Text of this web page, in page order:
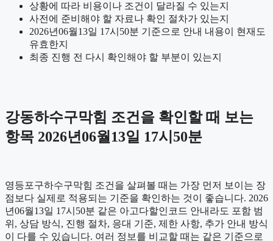
상황에 따라 비용이나 조건이 달라질 수 있는지
사전에 준비해야 할 자료나 확인 절차가 있는지
2026년06월13일 17시50분 기준으로 안내 내용이 현재도
유효한지
최종 진행 전 다시 확인해야 할 부분이 있는지
강동하수구막힘 조건을 확인할 때 보는
항목 2026년06월13일 17시50분
영등포구하수구막힘 조건을 살펴볼 때는 가장 먼저 보이는 장
점보다 실제로 적용되는 기준을 확인하는 것이 좋습니다. 2026
년06월13일 17시50분 같은 아고다할인코드 안내라도 포함 범
위, 상담 방식, 진행 절차, 응대 기준, 제한 사항, 추가 안내 방식
이 다를 수 있습니다. 여러 정보를 비교할 때는 같은 기준으로